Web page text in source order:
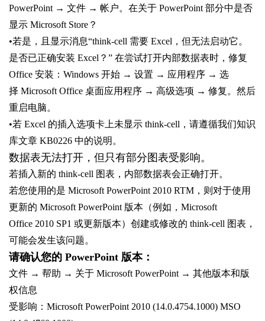
PowerPoint → 文件 → 帐户。在关于 PowerPoint 部分中是否
显示 Microsoft Store？
•若是，且显示消息“think-cell 需要 Excel，但无法启动它。
是否已正确安装 Excel？” 在尝试打开内部数据表时，修复
Office 安装：Windows 开始 → 设置 → 应用程序 → 选
择 Microsoft Office 桌面应用程序 → 高级选项 → 修复。然后
重启电脑。
•若 Excel 的插入选项卡上未显示 think-cell，请遵循我们知识
库文章 KB0226 中的说明。
数据表无法打开，但只有部分图表受影响。
若插入新的 think-cell 图表，内部数据表会正确打开。
若您使用的是 Microsoft PowerPoint 2010 RTM，则对于使用
更新的 Microsoft PowerPoint 版本（例如，Microsoft
Office 2010 SP1 或更新版本）创建或修改的 think-cell 图表，
可能会发生该问题。
请确认您的 PowerPoint 版本：
文件 → 帮助 → 关于 Microsoft PowerPoint → 其他版本和版
权信息
受影响：Microsoft PowerPoint 2010 (14.0.4754.1000) MSO